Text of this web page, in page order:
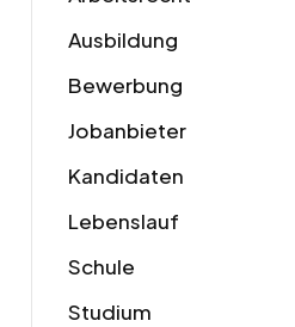
Ausbildung
Bewerbung
Jobanbieter
Kandidaten
Lebenslauf
Schule
Studium